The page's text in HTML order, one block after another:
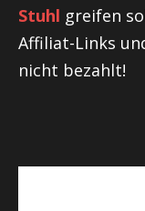
Stuhl greifen
Affiliat-Links
nicht bezahlt!